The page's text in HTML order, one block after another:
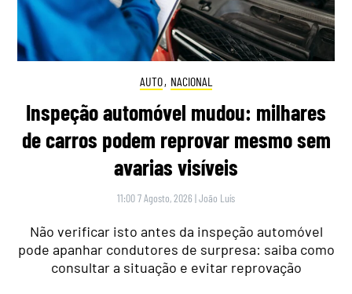
AUTO, NACIONAL
Inspeção automóvel mudou: milhares
de carros podem reprovar mesmo sem
avarias visíveis
11:00 7 Agosto, 2026 |João Luís
Não verificar isto antes da inspeção automóvel
pode apanhar condutores de surpresa: saiba como
consultar a situação e evitar reprovação